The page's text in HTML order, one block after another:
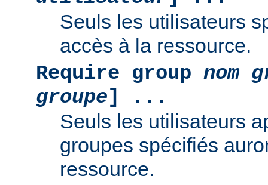
Seuls les utilisateurs
accès à la ressource.
Require group nom
groupe] ...
Seuls les utilisateurs
groupes spécifiés
ressource.